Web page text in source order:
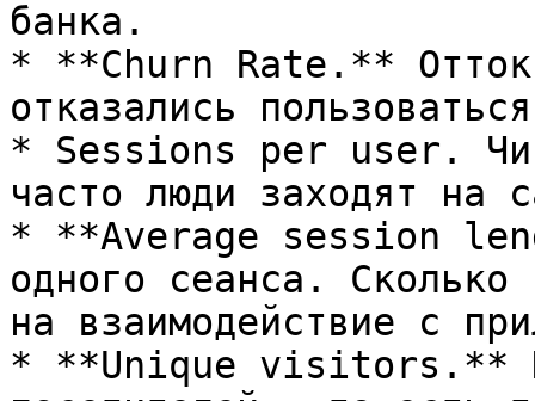
банка.
* **Churn Rate.** Отток
отказались
* Sessions per user.
часто люди заходят на
* **Average session
одного сеанса. Сколько
на взаимодействие с
* **Unique visitors.**